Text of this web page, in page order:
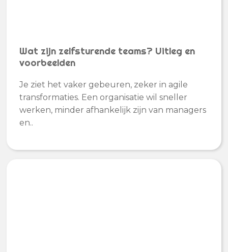
Wat zijn zelfsturende teams? Uitleg en
voorbeelden
Je ziet het vaker gebeuren, zeker in agile
transformaties. Een organisatie wil sneller
werken, minder afhankelijk zijn van managers
en..